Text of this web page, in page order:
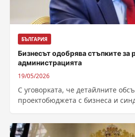
БЪЛГАРИЯ
Бизнесът одобрява стъпките за
администрацията
19/05/2026
С уговорката, че детайлните
проектобюджета с бизнеса и